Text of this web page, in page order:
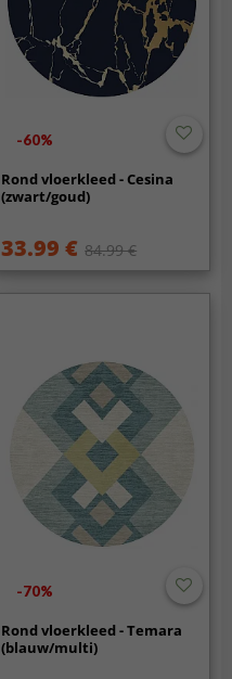
-60%
Rond vloerkleed - Cesina
(zwart/goud)
33.99 € 84.99 €
-70%
Rond vloerkleed - Temara
(blauw/multi)